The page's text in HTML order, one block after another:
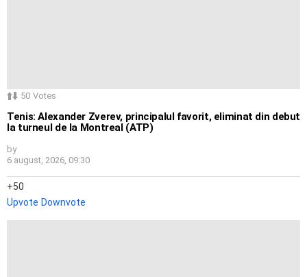
50 Votes
Tenis: Alexander Zverev, principalul favorit, eliminat din debut
la turneul de la Montreal (ATP)
by
6 august, 2026, 09:30
50
Upvote Downvote